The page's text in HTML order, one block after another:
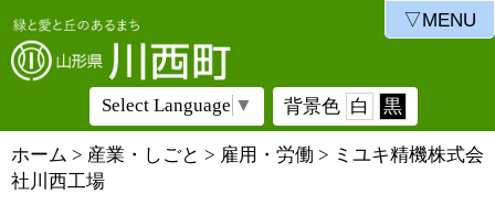
Select Language ▼ 背景色 白 黒
ホーム > 産業・しごと > 雇用・労働 > ミユキ精機株式会
社川西工場
▽MENU